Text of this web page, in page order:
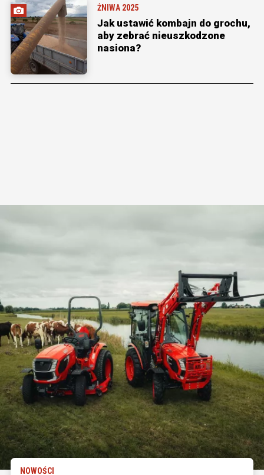
ŻNIWA 2025
Jak ustawić kombajn do grochu,
aby zebrać nieuszkodzone
nasiona?
NOWOŚCI